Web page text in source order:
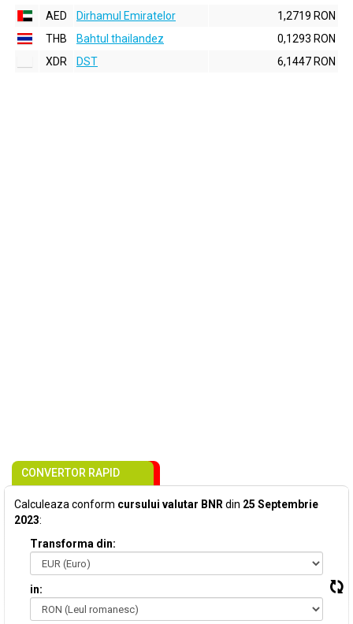
AED
Dirhamul Emiratelor
1,2719 RON
THB
Bahtul thailandez
0,1293 RON
XDR
DST 6,1447 RON
CONVERTOR RAPID
Calculeaza conform cursului valutar BNR din 25 Septembrie
2023:
Transforma din:
in: